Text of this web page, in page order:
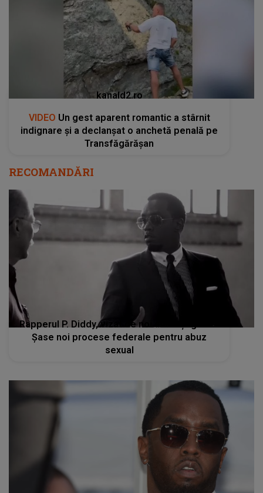
kanald2.ro
VIDEO Un gest aparent romantic a stârnit
indignare și a declanșat o anchetă penală pe
Transfăgărășan
RECOMANDĂRI
Rapperul P. Diddy, vizat de noi acuzații grave.
Șase noi procese federale pentru abuz
sexual